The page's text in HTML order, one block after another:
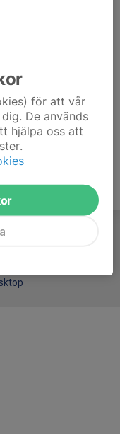
stavar, vi
för att vår
De används
hjälpa oss att